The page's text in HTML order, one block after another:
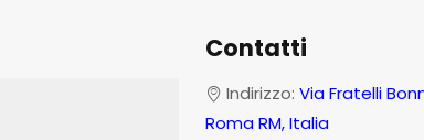
Contatti
Indirizzo: Via Fratelli
Roma RM, Italia